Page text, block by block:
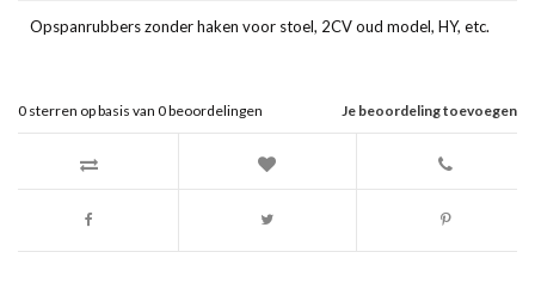
Opspanrubbers zonder haken voor stoel, 2CV oud model, HY, etc.
Je beoordeling toevoegen
0 sterren op basis van 0beoordelingen